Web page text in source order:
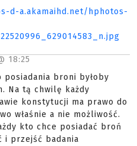
d-a.akamaihd.net/hphotos-
18:25
broni byłoby
Na tą chwilę każdy
konstytucji ma prawo do
właśnie a nie możliwość.
kto chce posiadać broń
i przejść badania